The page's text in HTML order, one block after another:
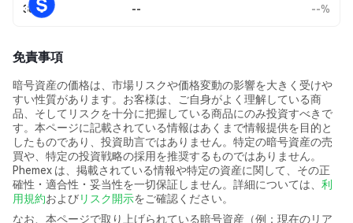
30日 -- --%
免責事項
暗号資産の価格は、市場リスクや価格変動の影響を大きく受けや
すい性質があります。お客様は、ご自身がよく理解している商
品、そしてリスクを十分に把握している商品にのみ投資すべきで
す。本ページに記載されている情報はあくまで情報提供を目的と
したものであり、投資助言ではありません。特定の暗号資産の売
買や、特定の投資戦略の採用を推奨するものではありません。
Phemex は、掲載されている情報や特定の資産に関して、その正
確性・適合性・妥当性を一切保証しません。詳細については、 利
用規約およびリスク開示をご確認ください。
なお、本ページで取り上げられている暗号資産（例：現在のリア